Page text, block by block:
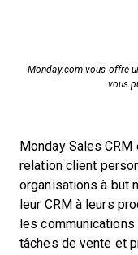
Monday.com vous offre
vous
Monday Sales
relation client
organisations à but
leur CRM à leurs
les
tâches de vente et